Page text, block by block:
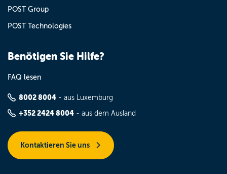
POST Group
POST Technologies
Benötigen Sie Hilfe?
FAQ lesen
8002 8004 - aus Luxemburg
+352 2424 8004 - aus dem Ausland
Kontaktieren Sie uns